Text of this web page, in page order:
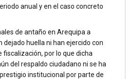
anual y en el caso concreto
de antaño en Arequipa a
dejado huella ni han ejercido con
fiscalización, por lo que dicha
del respaldo ciudadano ni se ha
institucional por parte de